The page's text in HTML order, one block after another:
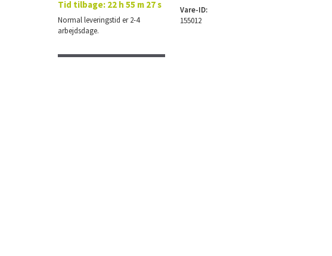
Tid tilbage: 22 h 55 m 27 s
Normal leveringstid er 2-4
arbejdsdage.
Vare-ID:
155012